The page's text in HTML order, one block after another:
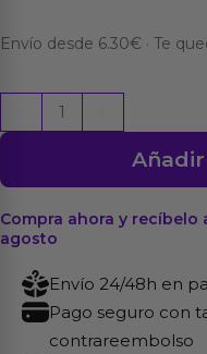
Envío desde 6.30€ · Te
Bodystocking
Rejilla
cantidad
Compra ahora y
agosto
Envío 24/48h en
Pago seguro con
contrareembolso